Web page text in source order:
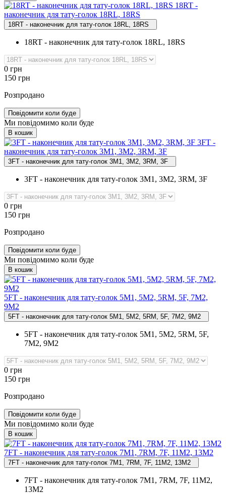
18RT ‑
наконечник для тату‑голок 18RL, 18RS
18RT - наконечник для тату-голок 18RL, 18RS
18RT - наконечник для тату-голок 18RL, 18RS
0 грн
150 грн
Розпродано
Повідомити коли буде
Ми повідомимо коли буде
В кошик
3FT ‑
наконечник для тату‑голок 3M1, 3M2, 3RM, 3F
3FT - наконечник для тату-голок 3M1, 3M2, 3RM, 3F
3FT - наконечник для тату-голок 3M1, 3M2, 3RM, 3F
0 грн
150 грн
Розпродано
Повідомити коли буде
Ми повідомимо коли буде
В кошик
5FT ‑ наконечник для тату‑голок 5M1, 5М2, 5RM, 5F, 7M2,
9M2
5FT - наконечник для тату-голок 5M1, 5М2, 5RM, 5F, 7M2, 9M2
5FT - наконечник для тату-голок 5M1, 5М2, 5RM, 5F,
7M2, 9M2
0 грн
150 грн
Розпродано
Повідомити коли буде
Ми повідомимо коли буде
В кошик
7FT ‑ наконечник для тату‑голок 7M1, 7RM, 7F, 11М2, 13M2
7FT - наконечник для тату-голок 7M1, 7RM, 7F, 11М2, 13M2
7FT - наконечник для тату-голок 7M1, 7RM, 7F, 11М2,
13M2